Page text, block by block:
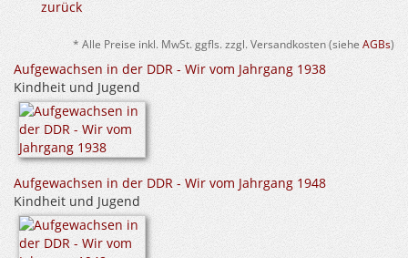
zurück
* Alle Preise inkl. MwSt. ggfls. zzgl. Versandkosten (siehe AGBs)
Aufgewachsen in der DDR - Wir vom Jahrgang 1938
Kindheit und Jugend
Aufgewachsen in der DDR - Wir vom Jahrgang 1948
Kindheit und Jugend